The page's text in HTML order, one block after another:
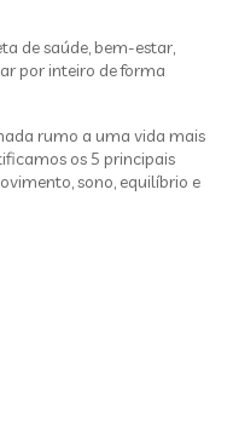
de saúde, bem-estar,
por inteiro de forma
rumo a uma vida mais
os 5 principais
sono, equilíbrio e